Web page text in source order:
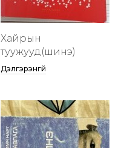
Хайрын
туужууд(шинэ)
Дэлгэрэнгүй